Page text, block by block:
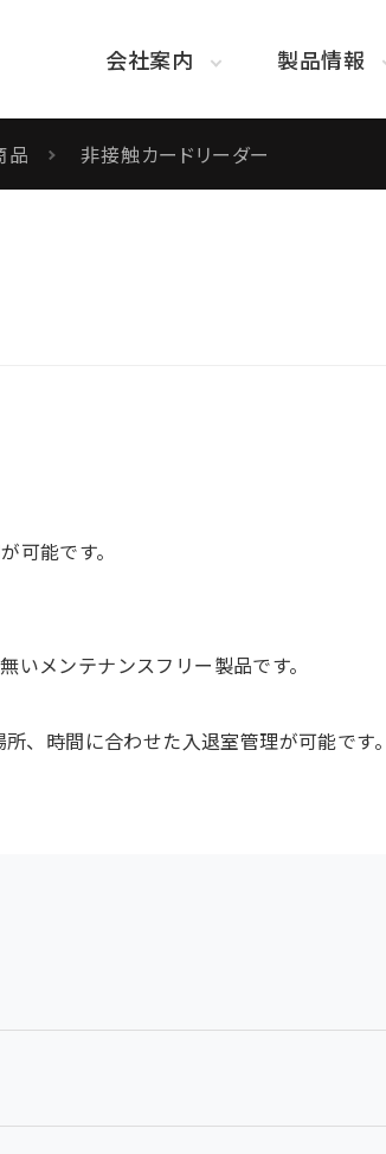
会社案内 製品情報
品 非接触カードリーダー
可能です。
メンテナンスフリー製品です。
、時間に合わせた入退室管理が可能です